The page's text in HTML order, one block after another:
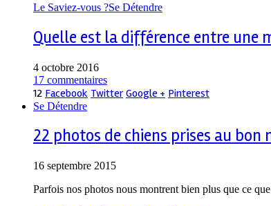
Le Saviez-vous ?Se Détendre
Quelle est la différence entre une
4 octobre 2016
17 commentaires
12 Facebook Twitter Google + Pinterest
Se Détendre
22 photos de chiens prises au bon
16 septembre 2015
Parfois nos photos nous montrent bien plus que ce